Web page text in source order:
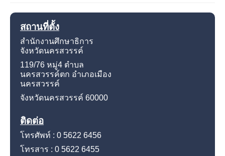
สถานที่ตั้ง
สำนักงานศึกษาธิการ
จังหวัดนครสวรรค์
119/76 หมู่4 ตำบล
นครสวรรค์ตก อำเภอเมือง
นครสวรรค์
จังหวัดนครสวรรค์ 60000
ติดต่อ
โทรศัพท์ : 0 5622 6456
โทรสาร : 0 5622 6455